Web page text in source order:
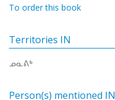
To order this book
Territories IN
ᓄᓇᕕᒃ
Person(s) mentioned IN